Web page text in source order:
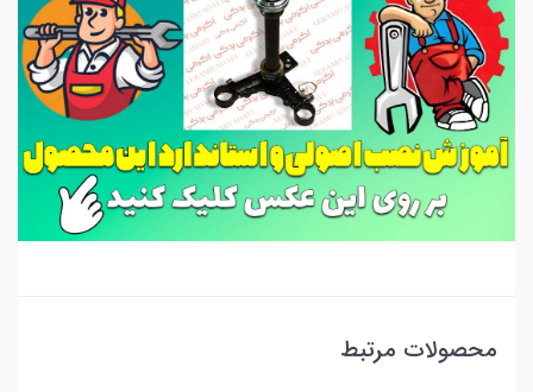
محصولات مرتبط